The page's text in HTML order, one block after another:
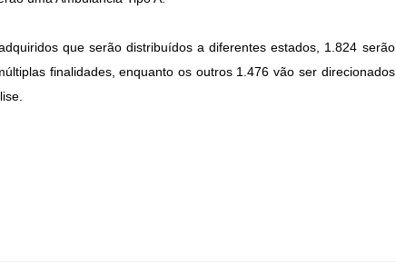
que serão distribuídos a diferentes estados, 1.824 serão
finalidades, enquanto os outros 1.476 vão ser direcionados